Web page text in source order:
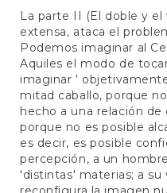
La parte II (El doble y
extensa, ataca el
Podemos imaginar al
Aquiles el modo de
imaginar '
mitad caballo, porque
hecho a una relación
porque no es posible
es decir, es posible
percepción, a un
'distintas' materias; a